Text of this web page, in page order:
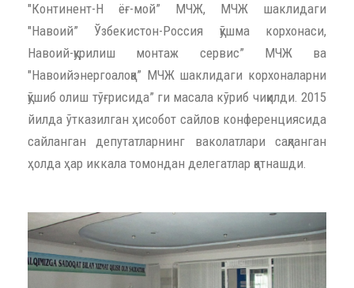
"Континент-Н ёғ-мой” МЧЖ, МЧЖ шаклидаги
"Навоий” Ўзбекистон-Россия қўшма корхонаси,
Навоий-қурилиш монтаж сервис” МЧЖ ва
"Навоийэнергоалоқа” МЧЖ шаклидаги корхоналарни
қўшиб олиш тўғрисида” ги масала кўриб чиқилди. 2015
йилда ўтказилган ҳисобот сайлов конференциясида
сайланган депутатларнинг ваколатлари сақланган
ҳолда ҳар иккала томондан делегатлар қатнашди.